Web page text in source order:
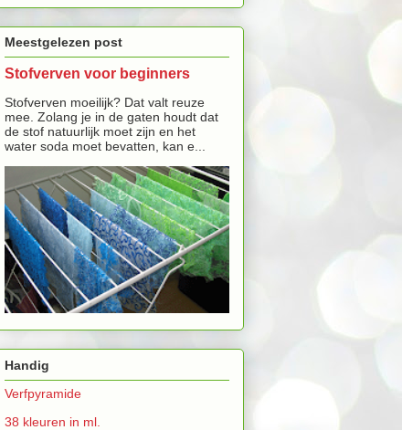
Meestgelezen post
Stofverven voor beginners
Stofverven moeilijk? Dat valt reuze
mee. Zolang je in de gaten houdt dat
de stof natuurlijk moet zijn en het
water soda moet bevatten, kan e...
Handig
Verfpyramide
38 kleuren in ml.